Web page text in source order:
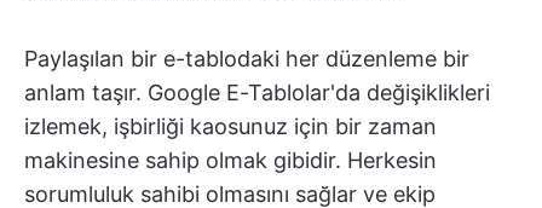
Paylaşılan bir e-tablodaki her düzenleme bir
anlam taşır. Google E-Tablolar'da değişiklikleri
izlemek, işbirliği kaosunuz için bir zaman
makinesine sahip olmak gibidir. Herkesin
sorumluluk sahibi olmasını sağlar ve ekip